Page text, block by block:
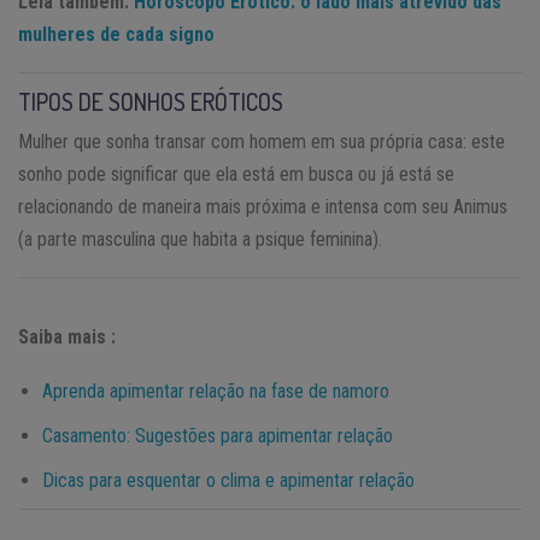
mulheres de cada signo
TIPOS DE SONHOS ERÓTICOS
Mulher que sonha transar com homem em sua própria casa: este
sonho pode significar que ela está em busca ou já está se
relacionando de maneira mais próxima e intensa com seu Animus
(a parte masculina que habita a psique feminina).
Saiba mais :
Aprenda apimentar relação na fase de namoro
Casamento: Sugestões para apimentar relação
Dicas para esquentar o clima e apimentar relação